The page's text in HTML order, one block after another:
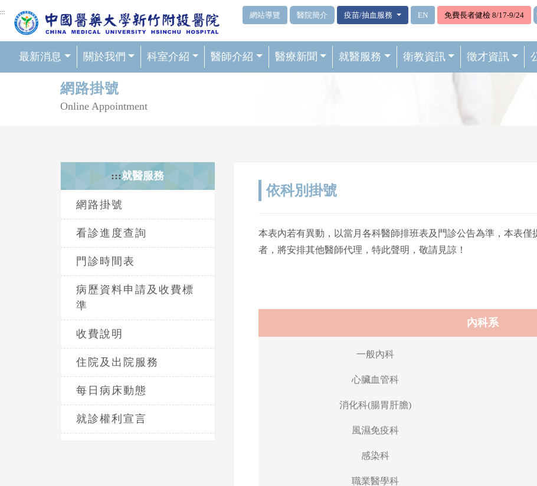
網頁頂端重要消息及連結
::: 網站導覽 醫院簡介 疫苗/抽血服務 EN 免費長者健檢 8/17-9/24
最新消息 關於我們 科室介紹 醫師介紹 醫療新聞 就醫服務 衛教資訊 徵才資訊
網路掛號
Online Appointment
:::就醫服務
網路掛號
看診進度查詢
門診時間表
病歷資料申請及收費標
準
收費說明
住院及出院服務
每日病床動態
就診權利宣言
依科別掛號
本表內若有異動，以當月各科醫師排班表及門診公告為準，本表
者，將安排其他醫師代理，特此聲明，敬請見諒！
內科系
一般內科
心臟血管科
消化科(腸胃肝膽)
風濕免疫科
感染科
職業醫學科